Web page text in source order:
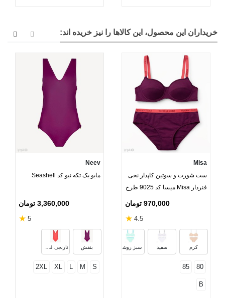
خریداران این محصول، این کالاها را نیز خریده اند:
Misa
ست شورت و سوتین کاپدار نخی
فنردار Misa میسا کد 9025 طرح
Victoria's Secret970,000 تومان
4.5
★
کرم سفید سبز روشن
80
85
B
Neev
مایو یک تکه نیو کد Seashell
3,360,000 تومان
5
★
بنفش نارنجی فسفری
S
M
L
XL
2XL